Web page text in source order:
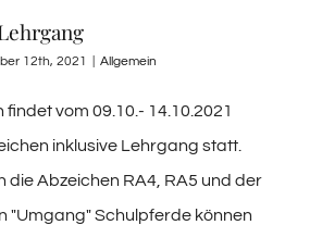
12th, 2021 Allgemein
vom 09.10.- 14.10.2021
inklusive Lehrgang statt.
die Abzeichen RA4, RA5 und der
"Umgang" Schulpferde können